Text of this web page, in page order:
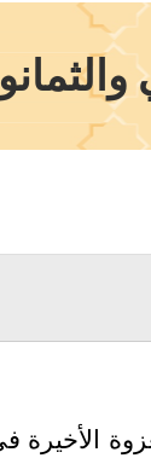
الأخيرة